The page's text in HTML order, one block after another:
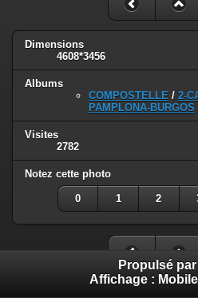
Dimensions
4608*3456
Albums
COMPOSTELLE / 2-
PAMPLONA-BURGOS
Visites
2782
Notez cette photo
0 1 2
Propulsé par
Affichage : Mobile